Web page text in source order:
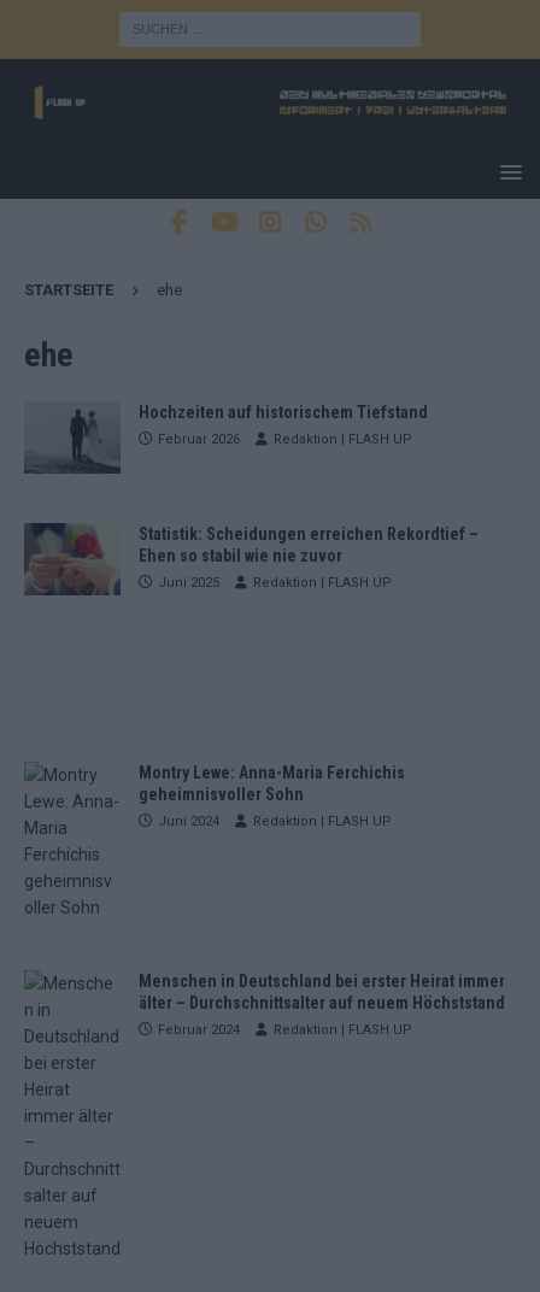
STARTSEITE ehe
ehe
Hochzeiten auf historischem Tiefstand
Februar 2026 Redaktion | FLASH UP
Statistik: Scheidungen erreichen Rekordtief –
Ehen so stabil wie nie zuvor
Juni 2025 Redaktion | FLASH UP
Montry Lewe: Anna-Maria Ferchichis
geheimnisvoller Sohn
Juni 2024 Redaktion | FLASH UP
Menschen in Deutschland bei erster Heirat immer
älter – Durchschnittsalter auf neuem Höchststand
Februar 2024 Redaktion | FLASH UP